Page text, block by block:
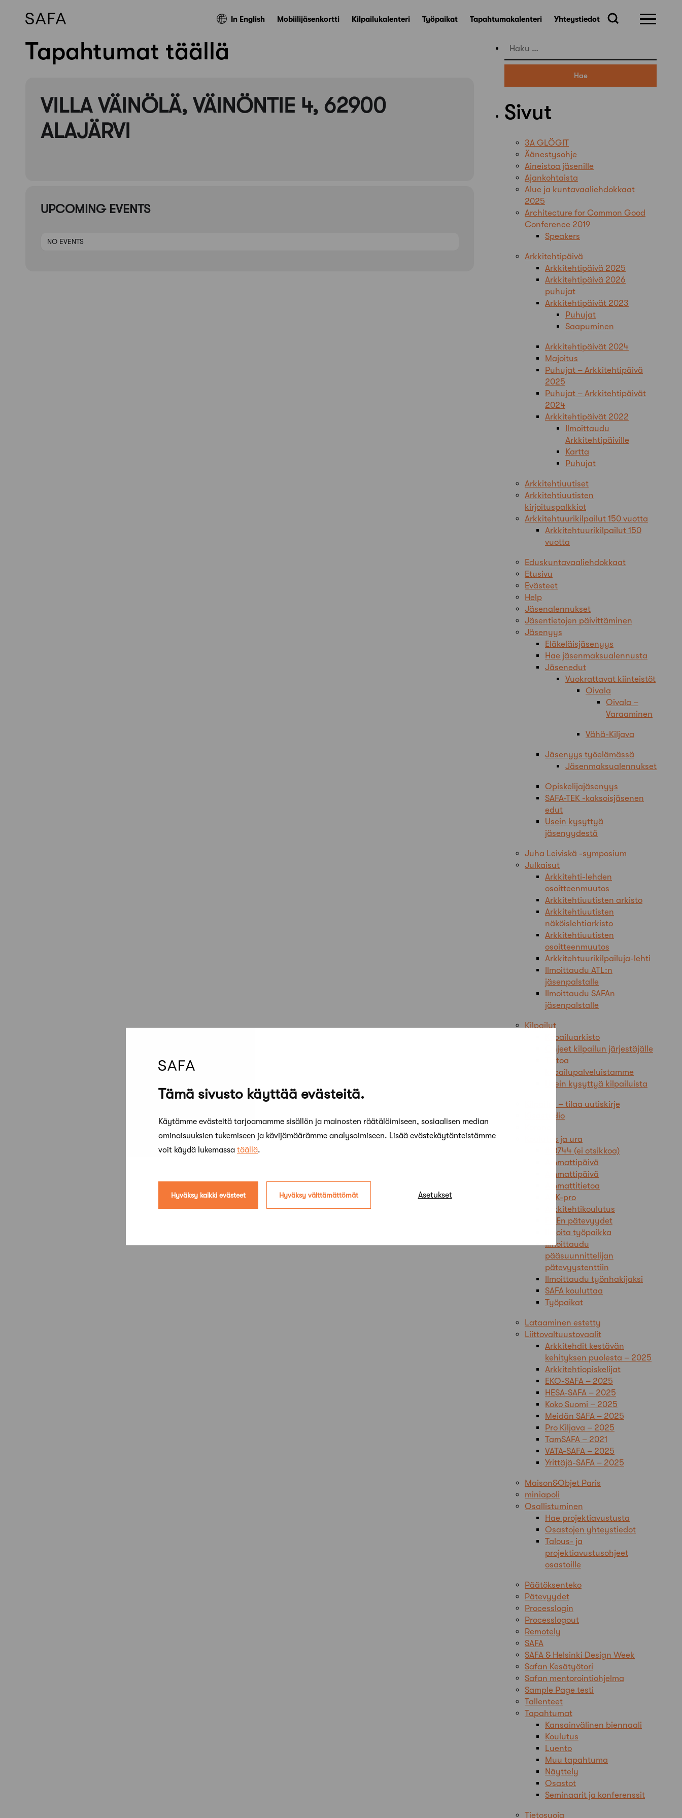
Tämä sivusto käyttää evästeitä.
Käytämme evästeitä tarjoamamme sisällön ja mainosten räätälöimiseen, sosiaalisen median
ominaisuuksien tukemiseen ja kävijämäärämme analysoimiseen. Lisää evästekäytänteistämme
voit käydä lukemassa täällä.
Hyväksy kaikki evästeet Hyväksy välttämättömät Asetukset
In English Mobiilijäsenkortti Kilpailukalenteri Työpaikat Tapahtumakalenteri Yhteystiedot
Tapahtumat täällä
VILLA VÄINÖLÄ, VÄINÖNTIE 4, 62900
ALAJÄRVI
UPCOMING EVENTS
NO EVENTS
Haku:
Sivut
3A GLÖGIT
Äänestysohje
Aineistoa jäsenille
Ajankohtaista
Alue ja kuntavaaliehdokkaat
2025
Architecture for Common Good
Conference 2019
Speakers
Arkkitehtipäivä
Arkkitehtipäivä 2025
Arkkitehtipäivä 2026
puhujat
Arkkitehtipäivät 2023
Puhujat
Saapuminen
Arkkitehtipäivät 2024
Majoitus
Puhujat – Arkkitehtipäivä
2025
Puhujat – Arkkitehtipäivät
2024
Arkkitehtipäivät 2022
Ilmoittaudu
Arkkitehtipäiville
Kartta
Puhujat
Arkkitehtiuutiset
Arkkitehtiuutisten
kirjoituspalkkiot
Arkkitehtuurikilpailut 150 vuotta
Arkkitehtuurikilpailut 150
vuotta
Eduskuntavaaliehdokkaat
Etusivu
Evästeet
Help
Jäsenalennukset
Jäsentietojen päivittäminen
Jäsenyys
Eläkeläisjäsenyys
Hae jäsenmaksualennusta
Jäsenedut
Vuokrattavat kiinteistöt
Oivala
Oivala –
Varaaminen
Vähä-Kiljava
Jäsenyys työelämässä
Jäsenmaksualennukset
Opiskelijajäsenyys
SAFA-TEK -kaksoisjäsenen
edut
Usein kysyttyä
jäsenyydestä
Juha Leiviskä -symposium
Julkaisut
Arkkitehti-lehden
osoitteenmuutos
Arkkitehtiuutisten arkisto
Arkkitehtiuutisten
näköislehtiarkisto
Arkkitehtiuutisten
osoitteenmuutos
Arkkitehtuurikilpailuja-lehti
Ilmoittaudu ATL:n
jäsenpalstalle
Ilmoittaudu SAFAn
jäsenpalstalle
Kilpailut
Kilpailuarkisto
Ohjeet kilpailun järjestäjälle
Tietoa
kilpailupalveluistamme
Usein kysyttyä kilpailuista
Kilpailut – tilaa uutiskirje
Kisastudio
Koulutus ja ura
#18744 (ei otsikkoa)
Ammattipäivä
Ammattipäivä
Ammattitietoa
ARK-pro
Arkkitehtikoulutus
FISEn pätevyydet
Ilmoita työpaikka
Ilmoittaudu
pääsuunnittelijan
pätevyystenttiin
Ilmoittaudu työnhakijaksi
SAFA kouluttaa
Työpaikat
Lataaminen estetty
Liittovaltuustovaalit
Arkkitehdit kestävän
kehityksen puolesta – 2025
Arkkitehtiopiskelijat
EKO-SAFA – 2025
HESA-SAFA – 2025
Koko Suomi – 2025
Meidän SAFA – 2025
Pro Kiljava – 2025
TamSAFA – 2021
VATA-SAFA – 2025
Yrittäjä-SAFA – 2025
Maison&Objet Paris
miniapoli
Osallistuminen
Hae projektiavustusta
Osastojen yhteystiedot
Talous- ja
projektiavustusohjeet
osastoille
Päätöksenteko
Pätevyydet
Processlogin
Processlogout
Remotely
SAFA
SAFA & Helsinki Design Week
Safan Kesätyötori
Safan mentorointiohjelma
Sample Page testi
Tallenteet
Tapahtumat
Kansainvälinen biennaali
Koulutus
Luento
Muu tapahtuma
Näyttely
Osastot
Seminaarit ja konferenssit
Tietosuoja